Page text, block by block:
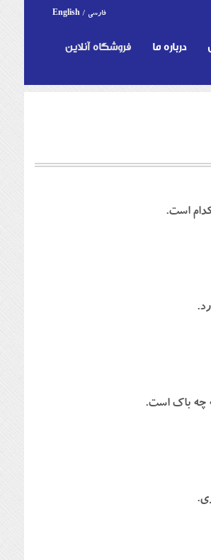
درباره ما فروشگاه آنلاین
فارسی /
English
است.
چه باك است.